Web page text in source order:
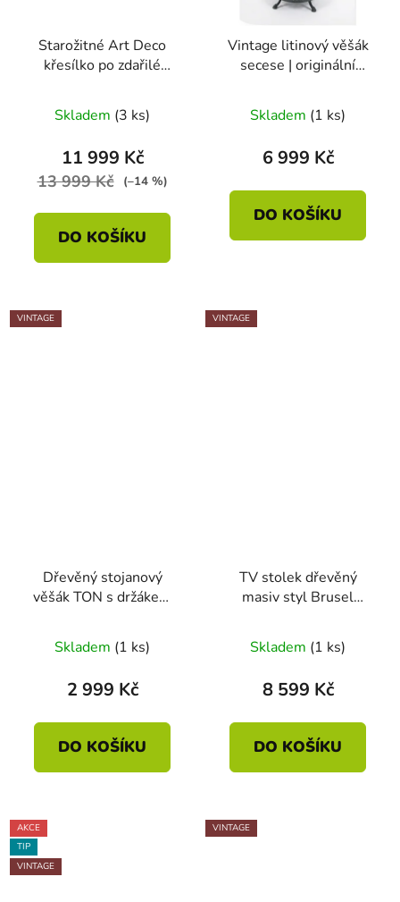
Starožitné Art Deco
křesílko po zdařilé
Skladem (3 ks)
11 999 Kč
13 999 Kč (–14 %)
DO KOŠÍKU
Vintage litinový věšák
secese | originální
Skladem (1 ks)
6 999 Kč
DO KOŠÍKU
VINTAGE
Dřevěný stojanový
věšák TON s držákem
Skladem (1 ks)
2 999 Kč
DO KOŠÍKU
VINTAGE
TV stolek dřevěný
masiv styl Brusel
Skladem (1 ks)
8 599 Kč
DO KOŠÍKU
AKCE
TIP
VINTAGE
VINTAGE